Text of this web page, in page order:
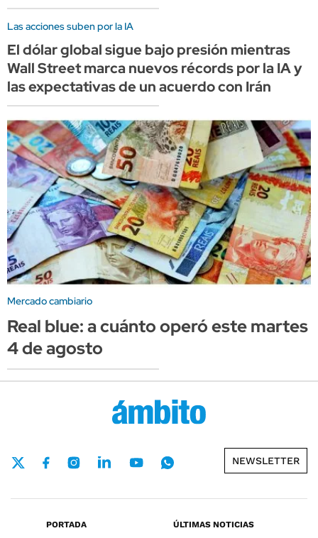
Las acciones suben por la IA
El dólar global sigue bajo presión mientras
Wall Street marca nuevos récords por la IA y
las expectativas de un acuerdo con Irán
Mercado cambiario
Real blue: a cuánto operó este martes
4 de agosto
NEWSLETTER
PORTADA
ÚLTIMAS NOTICIAS